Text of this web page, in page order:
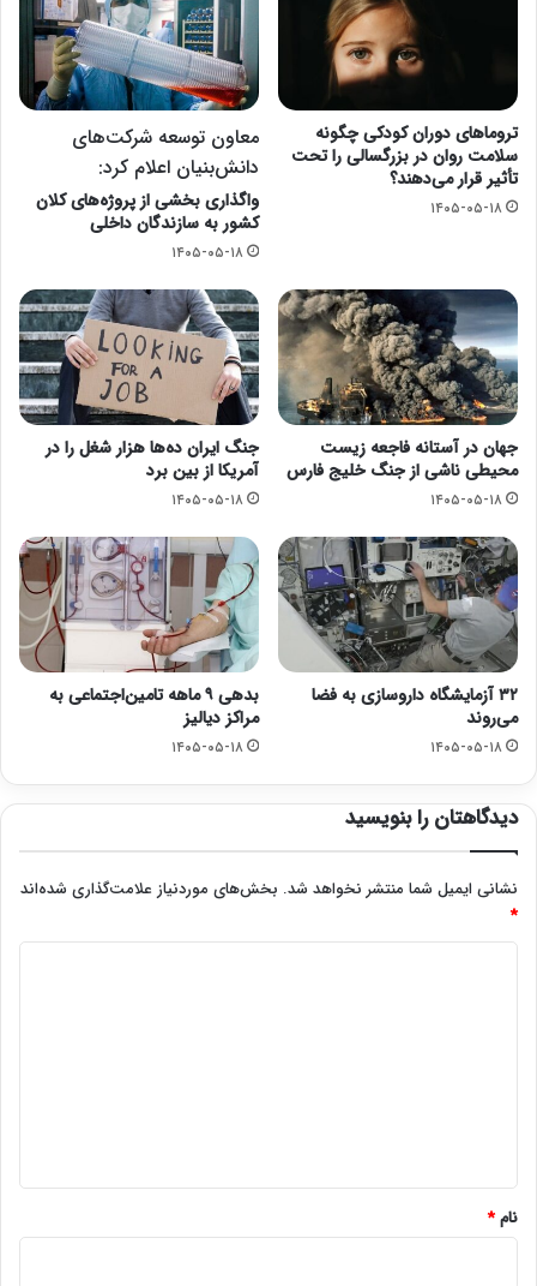
تروماهای دوران کودکی چگونه
سلامت روان در بزرگسالی را تحت
تأثیر قرار می‌دهند؟
۱۴۰۵-۰۵-۱۸
معاون توسعه شرکت‌های
دانش‌بنیان اعلام کرد:
واگذاری بخشی از پروژه‌های کلان
کشور به سازندگان داخلی
۱۴۰۵-۰۵-۱۸
جهان در آستانه فاجعه زیست
محیطی ناشی از جنگ خلیج فارس
۱۴۰۵-۰۵-۱۸
جنگ ایران ده‌ها هزار شغل را در
آمریکا از بین برد
۱۴۰۵-۰۵-۱۸
۳۲ آزمایشگاه داروسازی به فضا
می‌روند
۱۴۰۵-۰۵-۱۸
بدهی ۹ ماهه تامین‌اجتماعی به
مراکز دیالیز
۱۴۰۵-۰۵-۱۸
دیدگاهتان را بنویسید
نشانی ایمیل شما منتشر نخواهد شد. بخش‌های موردنیاز علامت‌گذاری شده‌اند
*
نام*